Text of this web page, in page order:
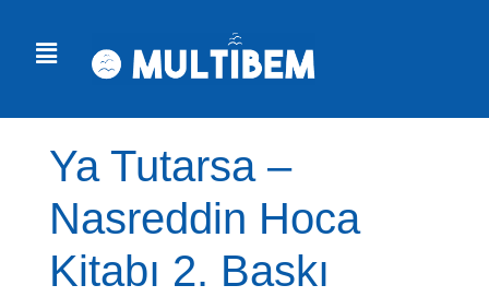
Ya Tutarsa –
Nasreddin Hoca
Kitabı 2. Baskı